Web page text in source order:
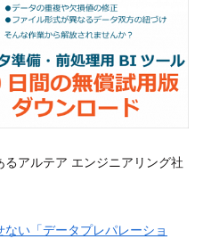
アルテア エンジニアリング社
い「データプレパレーショ